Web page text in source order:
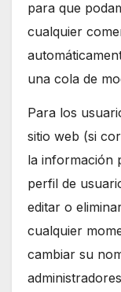
para que
cualquier
una cola de
Para los
sitio web (si
la información
perfil de
editar o
cualquier
cambiar su